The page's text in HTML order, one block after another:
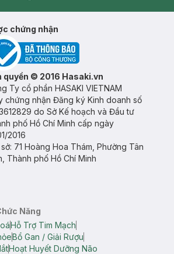
chứng nhận
quyền © 2016 Hasaki.vn
Ty cổ phần HASAKI VIETNAM
chứng nhận Đăng ký Kinh doanh số
do Sở Kế hoạch và Đầu tư
phố Hồ Chí Minh cấp ngày
2016
71 Hoàng Hoa Thám, Phường Tân
Thành phố Hồ Chí Minh
Năng
Hỗ Trợ Tim Mạch
Bổ Gan / Giải Rượu
Hoạt Huyết Dưỡng Não